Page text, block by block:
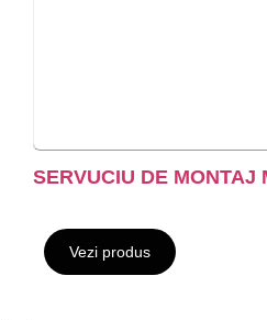
SERVUCIU DE MONTAJ
Vezi produs